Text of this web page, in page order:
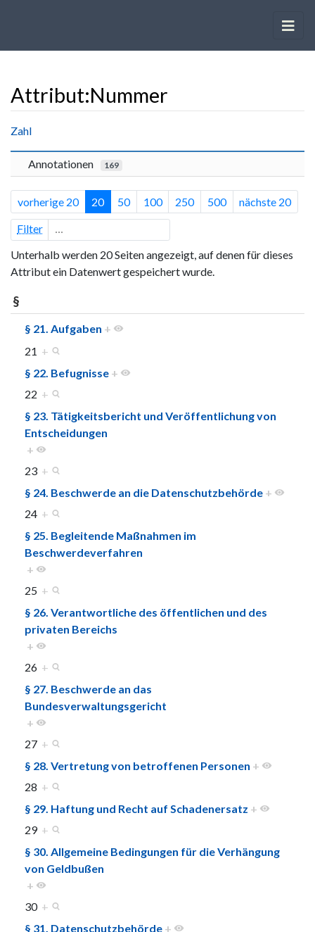
Attribut:Nummer
Wechseln zu:
Zahl
Annotationen 169
vorherige 20 20 50 100 250 500 nächste 20
Filter
Unterhalb werden 20 Seiten angezeigt, auf denen für dieses
Attribut ein Datenwert gespeichert wurde.
§
§ 21. Aufgaben +
21 +
§ 22. Befugnisse +
22 +
§ 23. Tätigkeitsbericht und Veröffentlichung von
Entscheidungen
+
23 +
§ 24. Beschwerde an die Datenschutzbehörde +
24 +
§ 25. Begleitende Maßnahmen im
Beschwerdeverfahren
+
25 +
§ 26. Verantwortliche des öffentlichen und des
privaten Bereichs
+
26 +
§ 27. Beschwerde an das
Bundesverwaltungsgericht
+
27 +
§ 28. Vertretung von betroffenen Personen +
28 +
§ 29. Haftung und Recht auf Schadenersatz +
29 +
§ 30. Allgemeine Bedingungen für die Verhängung
von Geldbußen
+
30 +
§ 31. Datenschutzbehörde +